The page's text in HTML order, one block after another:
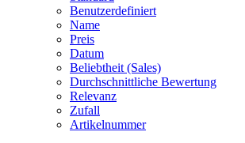
Benutzerdefiniert
Name
Preis
Datum
Beliebtheit (Sales)
Durchschnittliche Bewertung
Relevanz
Zufall
Artikelnummer